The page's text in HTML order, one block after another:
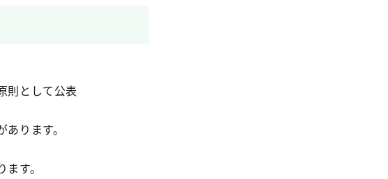
則として公表
ります。
す。